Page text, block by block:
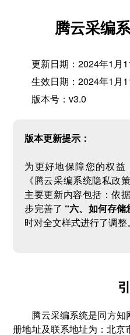
腾云采编
更新日期：2024年1月
生效日期：2024年1月
版本号：v3.0
版本更新提示：
为更好地保障您的权益
《腾云采编系统隐私政
主要更新内容包括：依
步完善了 “六、如何存储
时对全文样式进行了调整。
腾云采编系统是同方
册地址及联系地址为：北